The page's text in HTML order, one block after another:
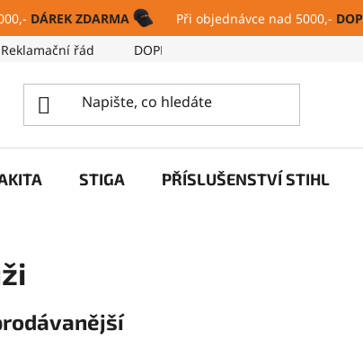
DÁREK ZDARMA Při objednávce nad 5000,-
Reklamační řád DOPRAVA A PLATBA
STIGA PŘÍSLUŠENSTVÍ STIHL